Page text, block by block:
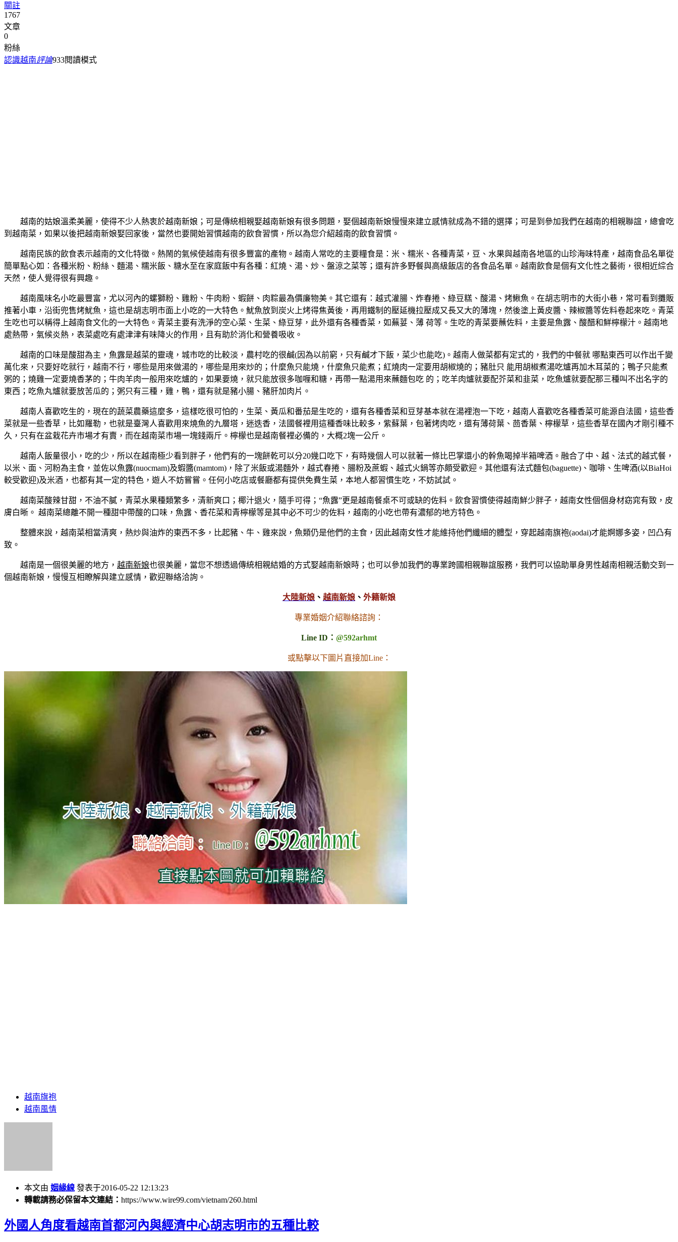
關註
1767
文章
0
粉絲
認識越南評論933閱讀模式
越南的姑娘溫柔美麗，使得不少人熱衷於越南新娘；可是傳統相親娶越南新娘有很多問題，娶個越南新娘慢慢來建立感情就成為不錯的選擇；可是到參加我們在越南的相親聯誼，總會吃
到越南菜，如果以後把越南新娘娶回家後，當然也要開始習慣越南的飲食習慣，所以為您介紹越南的飲食習慣。
越南民族的飲食表示越南的文化特徵。熱鬧的氣候使越南有很多豐富的產物。越南人常吃的主要糧食是：米、糯米、各種青菜，豆、水果與越南各地區的山珍海味特產，越南食品名單從
簡單點心如：各種米粉、粉絲、麵湯、糯米飯、糖水至在家庭飯中有各種：紅燒、湯、炒、盤涼之菜等；還有許多野餐與高級飯店的各食品名單。越南飲食是個有文化性之藝術，很相近綜合
天然，使人覺得很有興趣。
越南風味名小吃最豐富，尤以河內的螺獅粉、雞粉、牛肉粉、蝦餅、肉粽最為價廉物美。其它還有：越式灌腸、炸春捲、綠豆糕、酸湯、烤鰍魚。在胡志明市的大街小巷，常可看到攤販
推著小車，沿街兜售烤魷魚，這也是胡志明市面上小吃的一大特色。魷魚放到炭火上烤得焦黃後，再用鐵制的壓延機拉壓成又長又大的薄塊，然後塗上黃皮醬、辣椒醬等佐料卷起來吃。青菜
生吃也可以稱得上越南食文化的一大特色。青菜主要有洗淨的空心菜、生菜、綠豆芽，此外還有各種香菜，如蕪荽、薄 荷等。生吃的青菜要蘸佐料，主要是魚露、酸醋和鮮檸檬汁。越南地
處熱帶，氣候炎熱，表菜處吃有處津津有味降火的作用，且有助於消化和營養吸收。
越南的口味是酸甜為主，魚露是越菜的靈魂，城市吃的比較淡，農村吃的很鹹(因為以前窮，只有鹹才下飯，菜少也能吃)。越南人做菜都有定式的，我們的中餐就 哪點東西可以作出千變
萬化來，只要好吃就行，越南不行，哪些是用來做湯的，哪些是用來炒的；什麼魚只能燒，什麼魚只能煮；紅燒肉一定要用胡椒燒的；豬肚只 能用胡椒煮湯吃爐再加木耳菜的；鴨子只能煮
粥的；燒雞一定要燒香茅的；牛肉羊肉一般用來吃爐的，如果要燒，就只能放很多咖喱和糖，再帶一點湯用來蘸麵包吃 的；吃羊肉爐就要配芥菜和韭菜，吃魚爐就要配那三種叫不出名字的
東西；吃魚丸爐就要放苦瓜的；粥只有三種，雞，鴨，還有就是豬小腸、豬肝加肉片。
越南人喜歡吃生的，現在的蔬菜農藥這麼多，這樣吃很可怕的，生菜、黃瓜和番茄是生吃的，還有各種香菜和豆芽基本就在湯裡泡一下吃，越南人喜歡吃各種香菜可能源自法國，這些香
菜就是一些香草，比如羅勒，也就是臺灣人喜歡用來燒魚的九層塔，迷迭香，法國餐裡用這種香味比較多，紫蘇葉，包著烤肉吃，還有薄荷葉、茴香葉、檸檬草，這些香草在國內才剛引種不
久，只有在盆栽花卉市場才有賣，而在越南菜市場一塊錢兩斤。檸檬也是越南餐裡必備的，大概2塊一公斤。
越南人飯量很小，吃的少，所以在越南極少看到胖子，他們有的一塊餅乾可以分20幾口吃下，有時幾個人可以就著一條比巴掌還小的幹魚喝掉半箱啤酒。融合了中、越、法式的越式餐，
以米、面、河粉為主食，並佐以魚露(nuocmam)及蝦醬(mamtom)，除了米飯或湯麵外，越式春捲、腸粉及蔗蝦、越式火鍋等亦頗受歡迎。其他還有法式麵包(baguette)、咖啡、生啤酒(以BiaHoi
較受歡迎)及米酒，也都有其一定的特色，遊人不妨嘗嘗。任何小吃店或餐廳都有提供免費生菜，本地人都習慣生吃，不妨試試。
越南菜酸辣甘甜，不油不膩，青菜水果種類繁多，清新爽口；椰汁退火，隨手可得；“魚露”更是越南餐桌不可或缺的佐料。飲食習慣使得越南鮮少胖子，越南女性個個身材窈窕有致，皮
膚白晰。 越南菜總離不開一種甜中帶酸的口味，魚露、香花菜和青檸檬等是其中必不可少的佐料，越南的小吃也帶有濃郁的地方特色。
整體來說，越南菜相當清爽，熱炒與油炸的東西不多，比起豬、牛、雞來說，魚類仍是他們的主食，因此越南女性才能維持他們纖細的體型，穿起越南旗袍(aodai)才能婀娜多姿，凹凸有
致。
越南是一個很美麗的地方， 越南新娘也很美麗，當您不想透過傳統相親結婚的方式娶越南新娘時；也可以參加我們的專業跨國相親聯誼服務，我們可以協助單身男性越南相親活動交到一
個越南新娘，慢慢互相瞭解與建立感情，歡迎聯絡洽詢。
大陸新娘 、 越南新娘 、 外籍新娘
專業婚姻介紹聯絡諮詢：
Line ID： @592arhmt
或點擊以下圖片直接加Line：
越南旗袍
越南風情
本文由 姻緣線 發表于2016-05-22 12:13:23
轉載請務必保留本文連結： https://www.wire99.com/vietnam/260.html
外國人角度看越南首都河內與經濟中心胡志明市的五種比較